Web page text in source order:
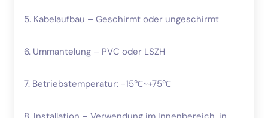
5. Kabelaufbau – Geschirmt oder ungeschirmt
6. Ummantelung – PVC oder LSZH
7. Betriebstemperatur: -15℃~+75℃